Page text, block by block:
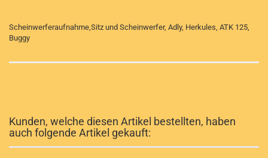
Scheinwerferaufnahme,Sitz und Scheinwerfer, Adly, Herkules, ATK 125,
Buggy
Kunden, welche diesen Artikel bestellten, haben
auch folgende Artikel gekauft: